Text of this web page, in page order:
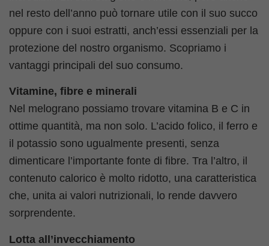
nel resto dell’anno può tornare utile con il suo succo
oppure con i suoi estratti, anch’essi essenziali per la
protezione del nostro organismo. Scopriamo i
vantaggi principali del suo consumo.
Vitamine, fibre e minerali
Nel melograno possiamo trovare vitamina B e C in
ottime quantità, ma non solo. L’acido folico, il ferro e
il potassio sono ugualmente presenti, senza
dimenticare l’importante fonte di fibre. Tra l’altro, il
contenuto calorico è molto ridotto, una caratteristica
che, unita ai valori nutrizionali, lo rende davvero
sorprendente.
Lotta all’invecchiamento